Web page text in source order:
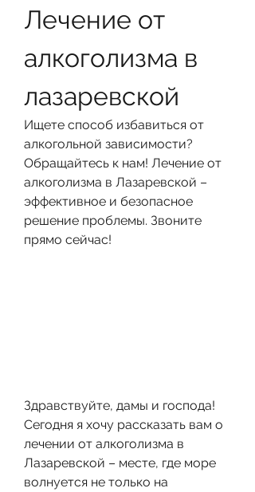
Лечение от
алкоголизма в
лазаревской
Ищете способ избавиться от
алкогольной зависимости?
Обращайтесь к нам! Лечение от
алкоголизма в Лазаревской –
эффективное и безопасное
решение проблемы. Звоните
прямо сейчас!
Здравствуйте, дамы и господа!
Сегодня я хочу рассказать вам о
лечении от алкоголизма в
Лазаревской – месте, где море
волнуется не только на